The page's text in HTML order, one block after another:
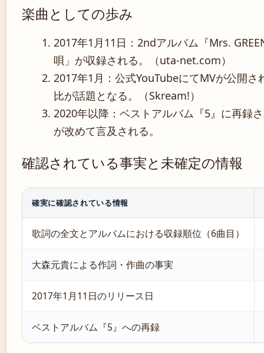
楽曲としての歩み
2017年1月11日 ：2ndアルバム『Mrs.
唄」が収録される。（uta-net.com）
2017年1月 ：公式YouTubeにてMVが公開
比が話題となる。（Skream!）
2020年以降：ベストアルバム『5』に再録
が改めて言及される。
確認されている事実と未確定の情報
確実に確認されている情報
歌詞の全文とアルバムにおける収録順位（6曲目）
大森元貴による作詞・作曲の事実
2017年1月11日のリリース日
ベストアルバム『5』への再録